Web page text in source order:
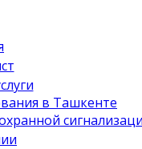
в Ташкенте